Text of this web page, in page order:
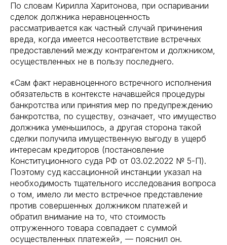
По словам Кирилла Харитонова, при оспаривании
сделок должника неравноценность
рассматривается как частный случай причинения
вреда, когда имеется несоответствие встречных
предоставлений между контрагентом и должником,
осуществленных не в пользу последнего.
«Сам факт неравноценного встречного исполнения
обязательств в контексте начавшейся процедуры
банкротства или принятия мер по предупреждению
банкротства, по существу, означает, что имущество
должника уменьшилось, а другая сторона такой
сделки получила имущественную выгоду в ущерб
интересам кредиторов (постановление
Конституционного суда РФ от 03.02.2022 № 5-П).
Поэтому суд кассационной инстанции указал на
необходимость тщательного исследования вопроса
о том, имело ли место встречное представление
против совершенных должником платежей и
обратил внимание на то, что стоимость
отгруженного товара совпадает с суммой
осуществленных платежей», — пояснил он.